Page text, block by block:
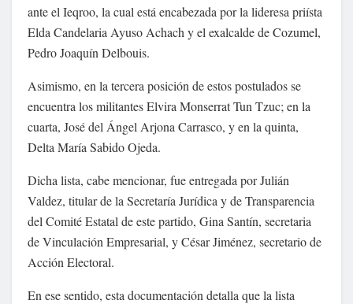
ante el Ieqroo, la cual está encabezada por la lideresa priísta
Elda Candelaria Ayuso Achach y el exalcalde de Cozumel,
Pedro Joaquín Delbouis.
Asimismo, en la tercera posición de estos postulados se
encuentra los militantes Elvira Monserrat Tun Tzuc; en la
cuarta, José del Ángel Arjona Carrasco, y en la quinta,
Delta María Sabido Ojeda.
Dicha lista, cabe mencionar, fue entregada por Julián
Valdez, titular de la Secretaría Jurídica y de Transparencia
del Comité Estatal de este partido, Gina Santín, secretaria
de Vinculación Empresarial, y César Jiménez, secretario de
Acción Electoral.
En ese sentido, esta documentación detalla que la lista